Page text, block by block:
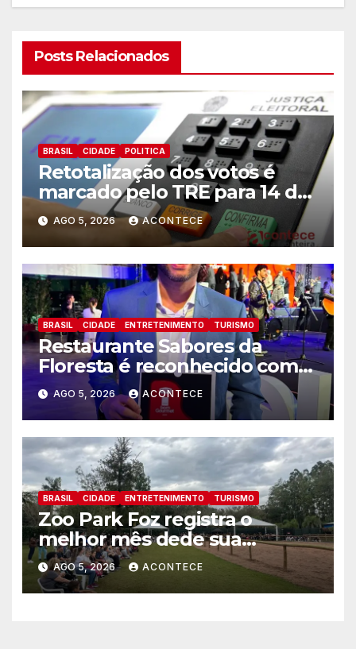
Posts Relacionados
BRASIL CIDADE POLITICA
Retotalização dos votos é
marcado pelo TRE para 14 de
agosto
AGO 5, 2026 ACONTECE
BRASIL CIDADE ENTRETENIMENTO TURISMO
Restaurante Sabores da
Floresta é reconhecido como
um dos Lugares Imperdíveis
de Foz do Iguaçu
AGO 5, 2026 ACONTECE
BRASIL CIDADE ENTRETENIMENTO TURISMO
Zoo Park Foz registra o
melhor mês dede sua
inauguração
AGO 5, 2026 ACONTECE